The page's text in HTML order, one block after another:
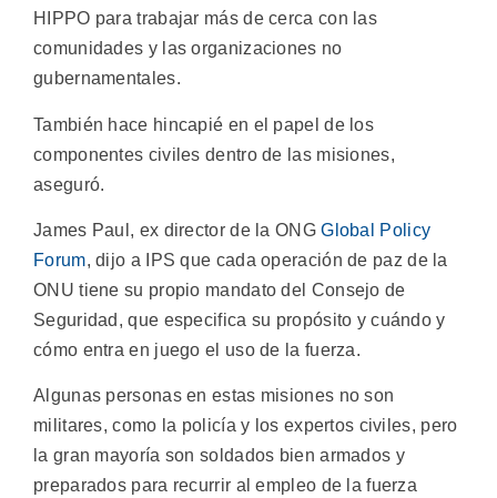
HIPPO para trabajar más de cerca con las
comunidades y las organizaciones no
gubernamentales.
También hace hincapié en el papel de los
componentes civiles dentro de las misiones,
aseguró.
James Paul, ex director de la ONGGlobal Policy
Forum, dijo a IPS que cada operación de paz de la
ONU tiene su propio mandato del Consejo de
Seguridad, que especifica su propósito y cuándo y
cómo entra en juego el uso de la fuerza.
Algunas personas en estas misiones no son
militares, como la policía y los expertos civiles, pero
la gran mayoría son soldados bien armados y
preparados para recurrir al empleo de la fuerza